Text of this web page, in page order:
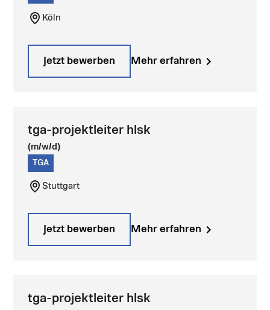
Köln
Jetzt bewerben Mehr erfahren
tga-projektleiter hlsk
(m/w/d)
TGA
Stuttgart
Jetzt bewerben Mehr erfahren
tga-projektleiter hlsk